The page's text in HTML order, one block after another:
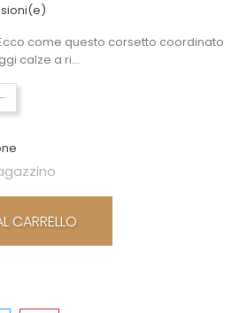
come questo corsetto coordinato
calze a ri...
-
CARRELLO